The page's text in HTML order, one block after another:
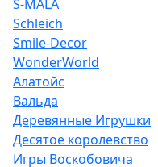
S-MALA
Schleich
Smile-Decor
WonderWorld
Алатойс
Вальда
Деревянные Игрушки
Десятое королевство
Игры Воскобовича